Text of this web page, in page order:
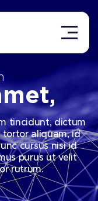
tincidunt, dictum
tortor aliquam, id
cursus nisi id
purus ut velit
rutrum.